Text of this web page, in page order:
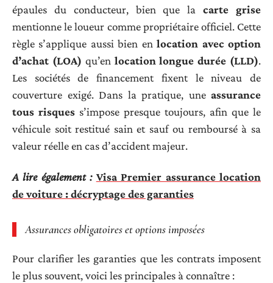
épaules du conducteur, bien que lacarte grise
mentionne le loueur comme propriétaire officiel. Cette
règle s’applique aussi bien enlocation avec option
d’achat (LOA) qu’en location longue durée (LLD).
Les sociétés de financement fixent le niveau de
couverture exigé. Dans la pratique, une assurance
tous risques s’impose presque toujours, afin que le
véhicule soit restitué sain et sauf ou remboursé à sa
valeur réelle en cas d’accident majeur.
A lire également : Visa Premier assurance location
de voiture : décryptage des garanties
Assurances obligatoires et options imposées
Pour clarifier les garanties que les contrats imposent
le plus souvent, voici les principales à connaître :